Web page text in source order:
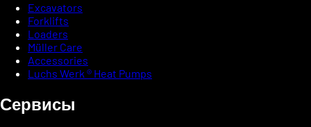
Excavators
Forklifts
Loaders
Müller Care
Accessories
Luchs Werk ® Heat Pumps
Сервисы